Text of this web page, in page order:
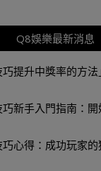
Q8娛樂最新消息
巧提升中獎率的方法
巧新手入門指南：開
巧心得：成功玩家的